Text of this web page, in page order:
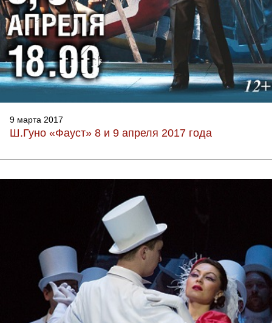
9 марта 2017
Ш.Гуно «Фауст» 8 и 9 апреля 2017 года